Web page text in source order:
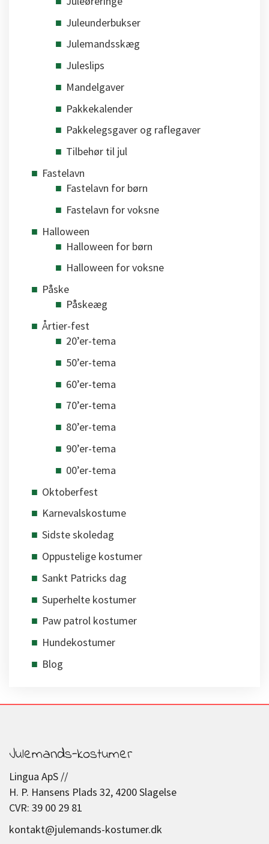
Juleunderbukser
Julemandsskæg
Juleslips
Mandelgaver
Pakkekalender
Pakkelegsgaver og raflegaver
Tilbehør til jul
Fastelavn
Fastelavn for børn
Fastelavn for voksne
Halloween
Halloween for børn
Halloween for voksne
Påske
Påskeæg
Årtier-fest
20’er-tema
50’er-tema
60’er-tema
70’er-tema
80’er-tema
90’er-tema
00’er-tema
Oktoberfest
Karnevalskostume
Sidste skoledag
Oppustelige kostumer
Sankt Patricks dag
Superhelte kostumer
Paw patrol kostumer
Hundekostumer
Blog
Julemands-kostumer
Lingua ApS //
H. P. Hansens Plads 32, 4200 Slagelse
CVR: 39 00 29 81
kontakt@julemands-kostumer.dk